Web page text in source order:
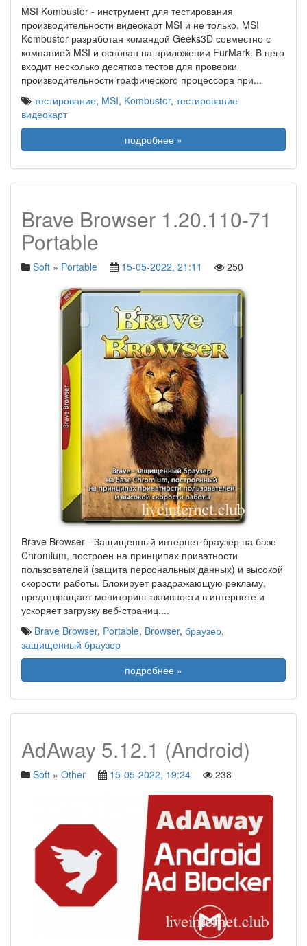
MSI Kombustor - инструмент для тестирования
производительности видеокарт MSI и не только. MSI
Kombustor разработан командой Geeks3D совместно с
компанией MSI и основан на приложении FurMark. В него
входит несколько десятков тестов для проверки
производительности графического процессора при...
тестирование, MSI, Kombustor, тестирование
видеокарт
подробнее »
Brave Browser 1.20.110-71
Portable
Soft » Portable 15-05-2022, 21:11 250
Brave Browser - Защищенный интернет-браузер на базе
Chromium, построен на принципах приватности
пользователей (защита персональных данных) и высокой
скорости работы. Блокирует раздражающую рекламу,
предотвращает мониторинг активности в интернете и
ускоряет загрузку веб-страниц....
Brave Browser, Portable, Browser, браузер,
защищенный браузер
подробнее »
AdAway 5.12.1 (Android)
Soft » Other 15-05-2022, 19:24 238